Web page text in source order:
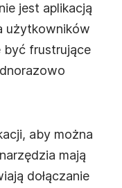
jest aplikacją
użytkowników
być frustrujące
aby można
mają
dołączanie